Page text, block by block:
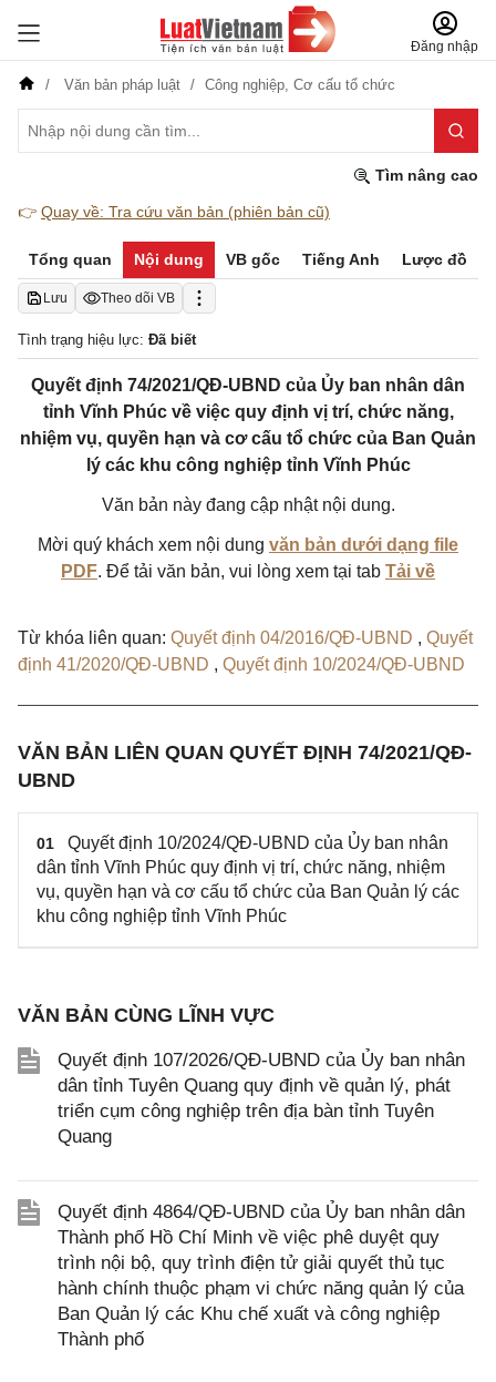
Đăng nhập
Văn bản pháp luật Công nghiệp, Cơ cấu tổ chức
Tìm nâng cao
👉 Quay về: Tra cứu văn bản (phiên bản cũ)
Tổng quan Nội dung VB gốc Tiếng Anh Lược đồ
Lưu Theo dõi VB
Tình trạng hiệu lực: Đã biết
Quyết định 74/2021/QĐ-UBND của Ủy ban nhân dân
tỉnh Vĩnh Phúc về việc quy định vị trí, chức năng,
nhiệm vụ, quyền hạn và cơ cấu tổ chức của Ban Quản
lý các khu công nghiệp tỉnh Vĩnh Phúc
Văn bản này đang cập nhật nội dung.
Mời quý khách xem nội dung văn bản dưới dạng file
PDF. Để tải văn bản, vui lòng xem tại tab Tải về
Từ khóa liên quan: Quyết định 04/2016/QĐ-UBND , Quyết
định 41/2020/QĐ-UBND , Quyết định 10/2024/QĐ-UBND
VĂN BẢN LIÊN QUAN QUYẾT ĐỊNH 74/2021/QĐ-
UBND
01
Quyết định 10/2024/QĐ-UBND của Ủy ban nhân
dân tỉnh Vĩnh Phúc quy định vị trí, chức năng, nhiệm
vụ, quyền hạn và cơ cấu tổ chức của Ban Quản lý các
khu công nghiệp tỉnh Vĩnh Phúc
VĂN BẢN CÙNG LĨNH VỰC
Quyết định 107/2026/QĐ-UBND của Ủy ban nhân
dân tỉnh Tuyên Quang quy định về quản lý, phát
triển cụm công nghiệp trên địa bàn tỉnh Tuyên
Quang
Quyết định 4864/QĐ-UBND của Ủy ban nhân dân
Thành phố Hồ Chí Minh về việc phê duyệt quy
trình nội bộ, quy trình điện tử giải quyết thủ tục
hành chính thuộc phạm vi chức năng quản lý của
Ban Quản lý các Khu chế xuất và công nghiệp
Thành phố